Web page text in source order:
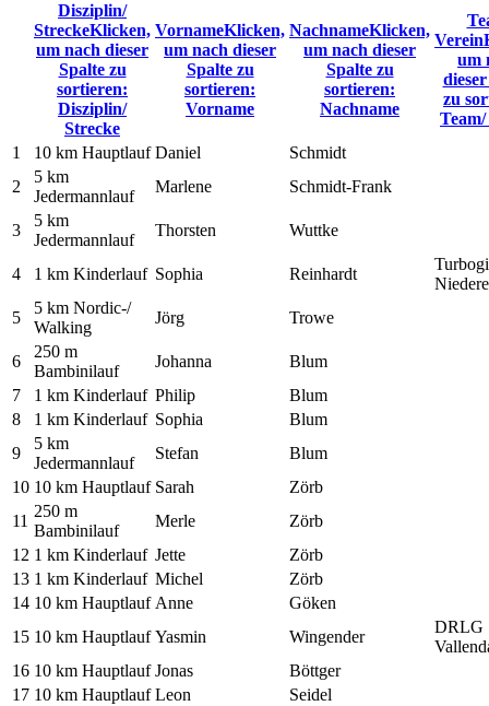
Disziplin/
StreckeKlicken,
um nach dieser
Spalte zu
sortieren:
Disziplin/
Strecke
VornameKlicken,
um nach dieser
Spalte zu
sortieren:
Vorname
NachnameKlicken,
um nach dieser
Spalte zu
sortieren:
Nachname
Verein
um
zu
1
10 km Hauptlauf Daniel
Schmidt
2
5 km
Jedermannlauf
Marlene Schmidt-Frank
3
5 km
Jedermannlauf
Thorsten Wuttke
4 1 km Kinderlauf Sophia Reinhardt
5
5 km Nordic-/
Walking
Jörg Trowe
6
250 m
Bambinilauf
Johanna
Blum
7
1 km Kinderlauf Philip
Blum
8
1 km Kinderlauf Sophia
Blum
9
5 km
Jedermannlauf
Stefan
Blum
10 10 km Hauptlauf Sarah
Zörb
11
250 m
Bambinilauf
Merle
Zörb
12 1 km Kinderlauf Jette
Zörb
13 1 km Kinderlauf Michel
Zörb
14 10 km Hauptlauf Anne
Göken
15 10 km Hauptlauf Yasmin Wingender
DRLG
16 10 km Hauptlauf Jonas
Böttger
17 10 km Hauptlauf Leon
Seidel